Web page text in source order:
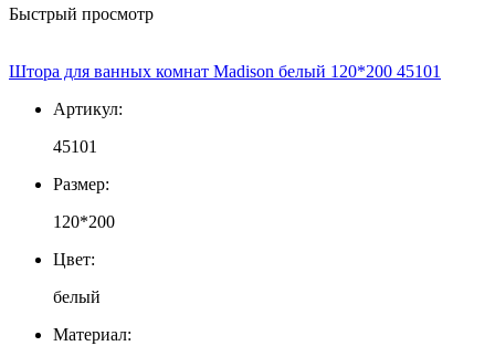
Быстрый просмотр
Штора для ванных комнат Madison белый 120*200 45101
Артикул:
45101
Размер:
120*200
Цвет:
белый
Материал: